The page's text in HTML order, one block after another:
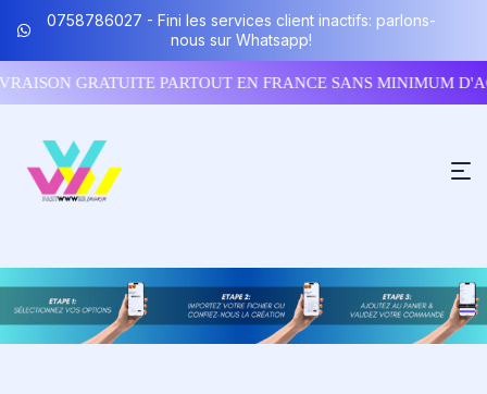
0758786027 - Fini les services client inactifs: parlons-
nous sur Whatsapp!
GRATUITE PARTOUT EN FRANCE SANS MINIMUM